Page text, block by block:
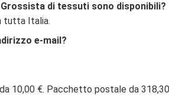
di tessuti sono disponibili?
tutta Italia.
e-mail?
10,00 €. Pacchetto postale da